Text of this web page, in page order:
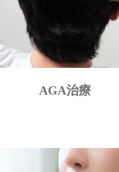
AGA治療